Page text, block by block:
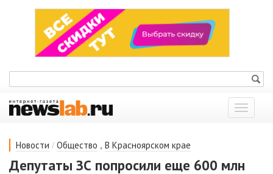
Показать
меню
Новости / Общество , В Красноярском крае
Депутаты ЗС попросили еще 600 млн